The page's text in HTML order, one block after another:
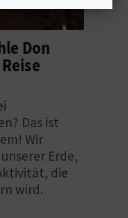
Don
Das ist
Wir
Erde,
die
wird.